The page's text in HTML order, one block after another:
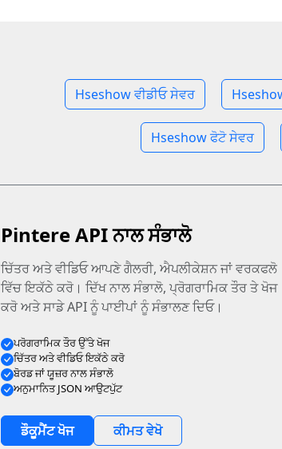
Hseshow ਵੀਡੀਓ ਸੇਵਰ
Hseshow ਫੋਟੋ ਸੇਵਰ
Pintere API ਨਾਲ ਸੰਭਾਲੋ
ਚਿੱਤਰ ਅਤੇ ਵੀਡਿਓ ਆਪਣੇ ਗੈਲਰੀ, ਐਪਲੀਕੇਸ਼ਨ ਜਾਂ ਵਰਕਫਲੋ
ਵਿੱਚ ਇਕੱਠੇ ਕਰੋ। ਦਿੱਖ ਨਾਲ ਸੰਭਾਲੋ, ਪ੍ਰੋਗਰਾਮਿਕ ਤੌਰ ਤੇ ਖੋਜ
ਕਰੋ ਅਤੇ ਸਾਡੇ API ਨੂੰ ਪਾਈਪਾਂ ਨੂੰ ਸੰਭਾਲਣ ਦਿਓ।
ਪਰੋਗਰਾਮਿਕ ਤੌਰ ਉੱਤੇ ਖੋਜ
ਚਿੱਤਰ ਅਤੇ ਵੀਡਿਓ ਇਕੱਠੇ ਕਰੋ
ਬੋਰਡ ਜਾਂ ਯੂਜ਼ਰ ਨਾਲ ਸੰਭਾਲੋ
ਅਨੁਮਾਨਿਤ JSON ਆਉਟਪੁੱਟ
ਡੌਕੂਮੈਂਟ ਖੋਜ ਕੀਮਤ ਵੇਖੋ